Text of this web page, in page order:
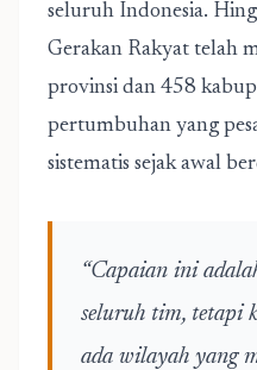
seluruh Indonesia.
Gerakan Rakyat telah
provinsi dan 458
pertumbuhan yang
sistematis sejak awal
“Capaian ini
seluruh tim, tetapi
ada wilayah yang